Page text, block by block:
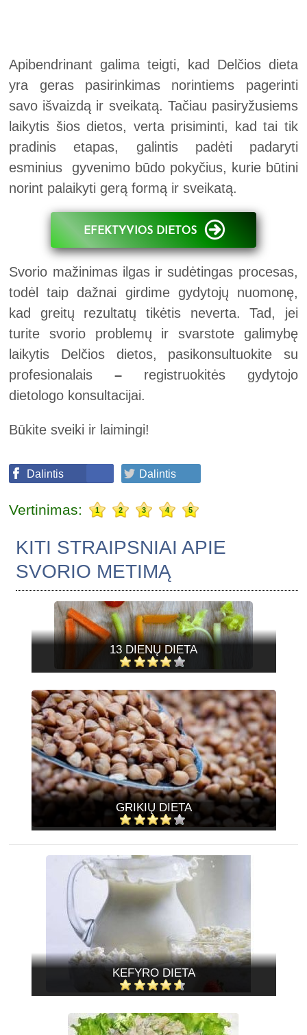
Apibendrinant galima teigti, kad Delčios dieta
yra geras pasirinkimas norintiems pagerinti
savo išvaizdą ir sveikatą. Tačiau pasiryžusiems
laikytis šios dietos, verta prisiminti, kad tai tik
pradinis etapas, galintis padėti padaryti
esminius gyvenimo būdo pokyčius, kurie būtini
norint palaikyti gerą formą ir sveikatą.
EFEKTYVIOS DIETOS
Svorio mažinimas ilgas ir sudėtingas procesas,
todėl taip dažnai girdime gydytojų nuomonę,
kad greitų rezultatų tikėtis neverta. Tad, jei
turite svorio problemų ir svarstote galimybę
laikytis Delčios dietos, pasikonsultuokite su
profesionalais – registruokitės gydytojo
dietologo konsultacijai.
Būkite sveiki ir laimingi!
Dalintis Dalintis
Vertinimas: 1 2 3 4 5
KITI STRAIPSNIAI APIE
SVORIO METIMĄ
13 DIENŲ DIETA
GRIKIŲ DIETA
KEFYRO DIETA